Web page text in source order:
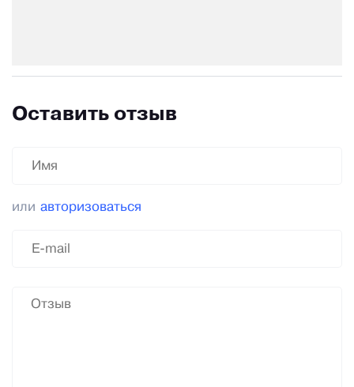
Оставить отзыв
или авторизоваться